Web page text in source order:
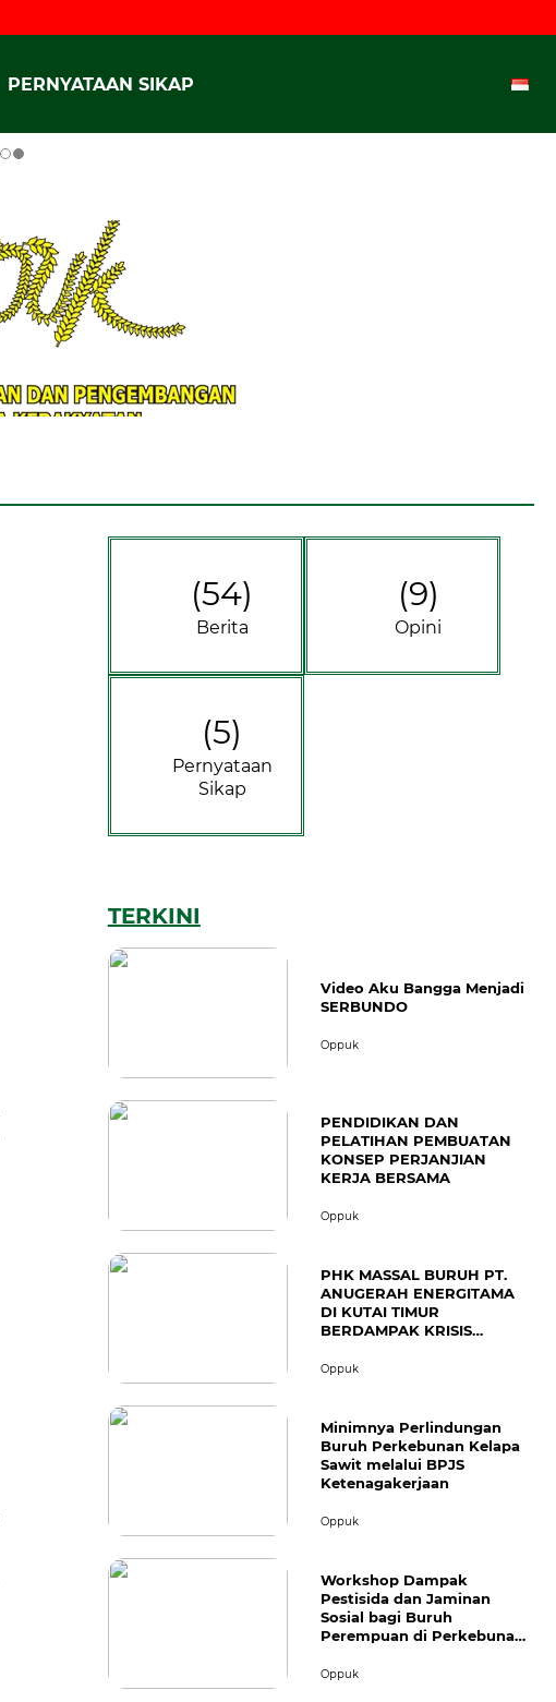
PERNYATAAN SIKAP
Berita
(54)
Opini
(9)
Pernyataan
Sikap
(5)
TERKINI
Video Aku Bangga Menjadi
SERBUNDO
Oppuk
PENDIDIKAN DAN
PELATIHAN PEMBUATAN
KONSEP PERJANJIAN
KERJA BERSAMA
Oppuk
PHK MASSAL BURUH PT.
ANUGERAH ENERGITAMA
DI KUTAI TIMUR
BERDAMPAK KRISIS
KK
Oppuk
Minimnya Perlindungan
Buruh Perkebunan Kelapa
Sawit melalui BPJS
Ketenagakerjaan
Oppuk
Workshop Dampak
Pestisida dan Jaminan
Sosial bagi Buruh
Perempuan di Perkebunan
Oppuk